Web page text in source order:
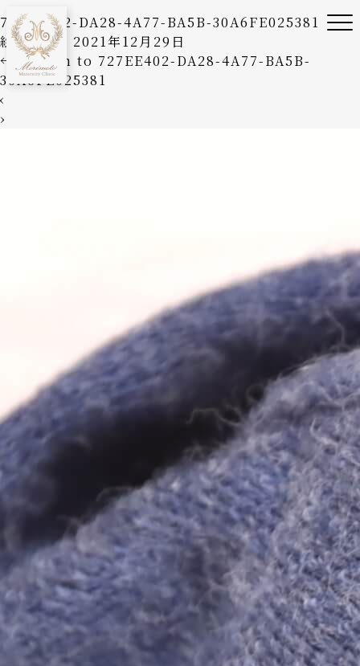
727EE402-DA28-4A77-BA5B-30A6FE025381
絵美森本
2021年12月29日
←
Return to 727EE402-DA28-4A77-BA5B-
30A6FE025381
‹
›